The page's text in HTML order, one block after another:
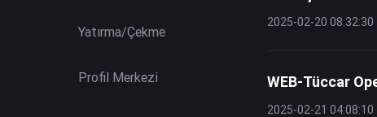
Yatırma/Çekme
Profil Merkezi
2025-02-20 08:32:30
WEB-Tüccar
2025-02-21 04:08:10